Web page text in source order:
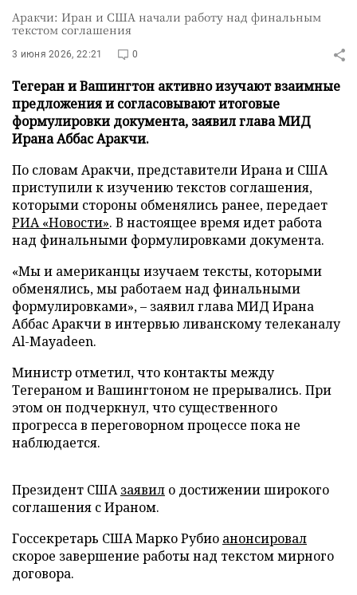
Аракчи: Иран и США начали работу над финальным
текстом соглашения
3 июня 2026, 22:21 0
Тегеран и Вашингтон активно изучают взаимные
предложения и согласовывают итоговые
формулировки документа, заявил глава МИД
Ирана Аббас Аракчи.
По словам Аракчи, представители Ирана и США
приступили к изучению текстов соглашения,
которыми стороны обменялись ранее, передает
РИА «Новости». В настоящее время идет работа
над финальными формулировками документа.
«Мы и американцы изучаем тексты, которыми
обменялись, мы работаем над финальными
формулировками», – заявил глава МИД Ирана
Аббас Аракчи в интервью ливанскому телеканалу
Al-Mayadeen.
Министр отметил, что контакты между
Тегераном и Вашингтоном не прерывались. При
этом он подчеркнул, что существенного
прогресса в переговорном процессе пока не
наблюдается.
Президент СШАзаявил о достижении широкого
соглашения с Ираном.
Госсекретарь США Марко Рубио анонсировал
скорое завершение работы над текстом мирного
договора.